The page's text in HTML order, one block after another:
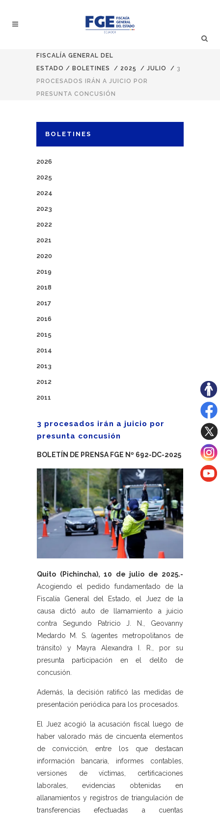
FISCALÍA GENERAL DEL
ESTADO / BOLETINES / 2025 / JULIO / 3
PROCESADOS IRÁN A JUICIO POR
PRESUNTA CONCUSIÓN
BOLETINES
2026
2025
2024
2023
2022
2021
2020
2019
2018
2017
2016
2015
2014
2013
2012
2011
3 procesados irán a juicio por
presunta concusión
BOLETÍN DE PRENSA FGE Nº 692-DC-2025
Quito (Pichincha), 10 de julio de 2025.-
Acogiendo el pedido fundamentado de la
Fiscalía General del Estado, el Juez de la
causa dictó auto de llamamiento a juicio
contra Segundo Patricio J. N., Geovanny
Medardo M. S. (agentes metropolitanos de
tránsito) y Mayra Alexandra I. R., por su
presunta participación en el delito de
concusión.
Además, la decisión ratificó las medidas de
presentación periódica para los procesados.
El Juez acogió la acusación fiscal luego de
haber valorado más de cincuenta elementos
de convicción, entre los que destacan
información bancaria, informes contables,
versiones de víctimas, certificaciones
laborales, evidencias obtenidas en
allanamientos y registros de triangulación de
transferencias efectuadas a cuentas